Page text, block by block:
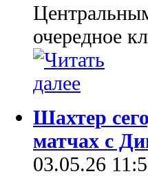
очередное
Шахтер
матчах с
03.05.26